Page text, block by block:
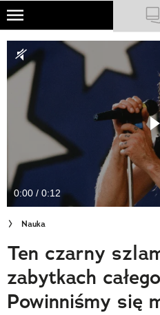
Skip
main
content
NATIONAL GEOGRAPHIC
TRAVELER
PODCASTY
Newsletter
Cuda Polski
Wielki Konkurs Fotograficzny
Trendbook Podróżniczy
Polecane
0:00 / 0:12
Nauka
Ten czarny
zabytkach
Powinniśmy się